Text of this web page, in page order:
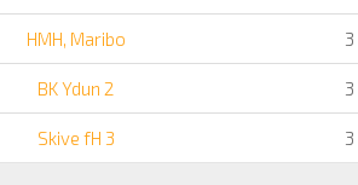
HMH, Maribo 3
BK Ydun 2 3
Skive fH 3 3